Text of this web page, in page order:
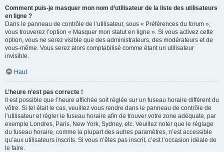
Comment puis-je masquer mon nom d’utilisateur de la liste des utilisateurs
en ligne ?
Dans le panneau de contrôle de l’utilisateur, sous « Préférences du forum »,
vous trouverez l’option « Masquer mon statut en ligne ». Si vous activez cette
option, vous ne serez visible que des administrateurs, des modérateurs et de
vous-même. Vous serez alors comptabilisé comme étant un utilisateur
invisible.
Haut
L’heure n’est pas correcte !
Il est possible que l’heure affichée soit réglée sur un fuseau horaire différent du
vôtre. Si tel était le cas, veuillez vous rendre dans le panneau de contrôle de
l’utilisateur et régler le fuseau horaire afin de trouver votre zone adéquate, par
exemple Londres, Paris, New York, Sydney, etc. Veuillez noter que le réglage
du fuseau horaire, comme la plupart des autres paramètres, n’est accessible
qu’aux utilisateurs inscrits. Si vous n’êtes pas inscrit, c’est l’occasion idéale de
le faire.